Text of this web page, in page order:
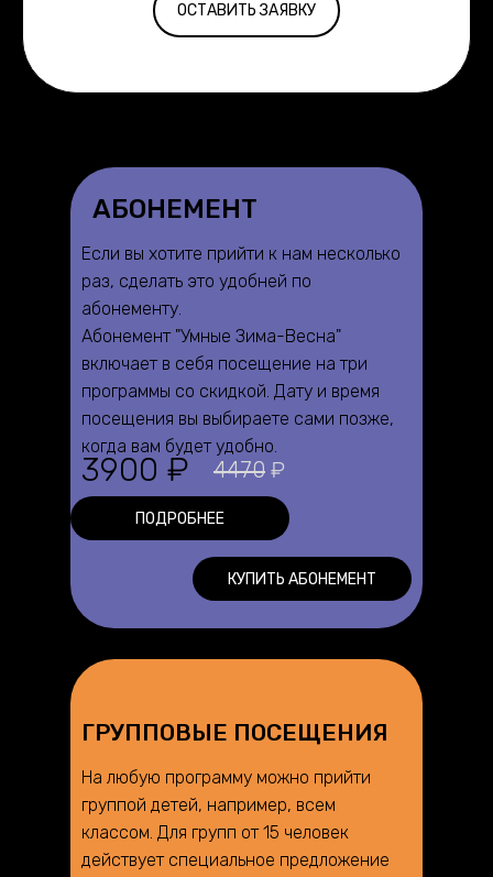
ОСТАВИТЬ ЗАЯВКУ
Если вы хотите прийти к нам несколько
раз, сделать это удобней по
абонементу.
Абонемент "Умные Зима-Весна"
включает в себя посещение на три
программы со скидкой. Дату и время
посещения вы выбираете сами позже,
когда вам будет удобно.
КУПИТЬ АБОНЕМЕНТ
АБОНЕМЕНТ
3900 ₽ 4470 ₽
ПОДРОБНЕЕ
На любую программу можно прийти
группой детей, например, всем
классом. Для групп от 15 человек
действует специальное предложение
ГРУППОВЫЕ ПОСЕЩЕНИЯ